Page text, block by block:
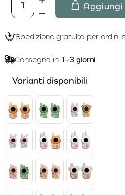
Aggiungi
Spedizione gratuita per ordini
Consegna in 1–3 giorni
Varianti disponibili